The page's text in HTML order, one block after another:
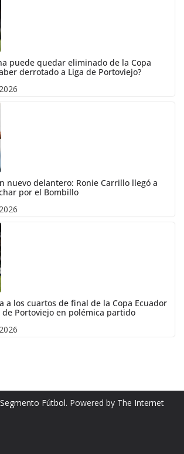
puede quedar eliminado de la Copa
derrotado a Liga de Portoviejo?
nuevo delantero: Ronie Carrillo llegó a
por el Bombillo
a los cuartos de final de la Copa Ecuador
de Portoviejo en polémica partido
Segmento Fútbol. Powered by The Internet